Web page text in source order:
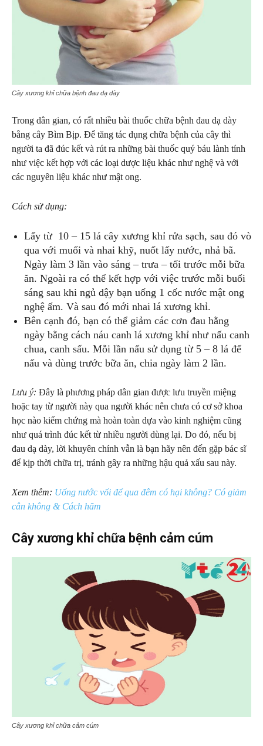
Cây xương khỉ chữa bệnh đau dạ dày
Trong dân gian, có rất nhiều bài thuốc chữa bệnh đau dạ dày
bằng cây Bìm Bịp. Để tăng tác dụng chữa bệnh của cây thì
người ta đã đúc kết và rút ra những bài thuốc quý báu lành tính
như việc kết hợp với các loại dược liệu khác như nghệ và với
các nguyên liệu khác như mật ong.
Cách sử dụng:
Lấy từ 10 – 15 lá cây xương khỉ rửa sạch, sau đó vò
qua với muối và nhai khỹ, nuốt lấy nước, nhả bã.
Ngày làm 3 lần vào sáng – trưa – tối trước mỗi bữa
ăn. Ngoài ra có thể kết hợp với việc trước mỗi buổi
sáng sau khi ngủ dậy bạn uống 1 cốc nước mật ong
nghệ ấm. Và sau đó mới nhai lá xương khỉ.
Bên cạnh đó, bạn có thể giảm các cơn đau hằng
ngày bằng cách náu canh lá xương khỉ như nấu canh
chua, canh sấu. Mỗi lần nấu sử dụng từ 5 – 8 lá để
nấu và dùng trước bữa ăn, chia ngày làm 2 lần.
Lưu ý: Đây là phương pháp dân gian được lưu truyền miệng
hoặc tay từ người này qua người khác nên chưa có cơ sở khoa
học nào kiểm chứng mà hoàn toàn dựa vào kinh nghiệm cũng
như quá trình đúc kết từ nhiều người dùng lại. Do đó, nếu bị
đau dạ dày, lời khuyên chính vẫn là bạn hãy nên đến gặp bác sĩ
để kịp thời chữa trị, tránh gây ra những hậu quả xấu sau này.
Xem thêm: Uống nước vối để qua đêm có hại không? Có giảm
cân không & Cách hãm
Cây xương khỉ chữa bệnh cảm cúm
Cây xương khỉ chữa cảm cúm